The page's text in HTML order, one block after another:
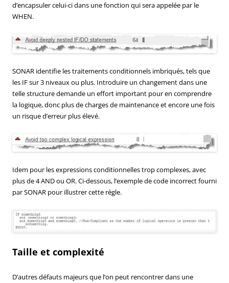
d’encapsuler celui-ci dans une fonction qui sera appelée par le
WHEN.
SONAR identifie les traitements conditionnels imbriqués, tels que
les IF sur 3 niveaux ou plus. Introduire un changement dans une
telle structure demande un effort important pour en comprendre
la logique, donc plus de charges de maintenance et encore une fois
un risque d’erreur plus élevé.
Idem pour les expressions conditionnelles trop complexes, avec
plus de 4 AND ou OR. Ci-dessous, l’exemple de code incorrect fourni
par SONAR pour illustrer cette règle.
Taille et complexité
D’autres défauts majeurs que l’on peut rencontrer dans une